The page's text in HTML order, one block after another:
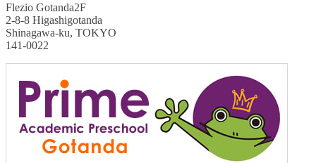
Flezio Gotanda2F
2-8-8 Higashigotanda
Shinagawa-ku, TOKYO
141-0022